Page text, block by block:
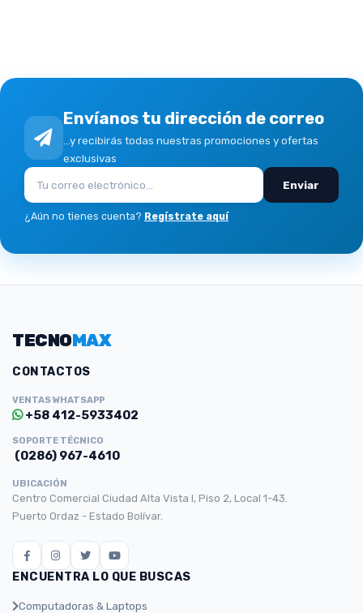
Envíanos tu dirección de correo
...y recibirás todas nuestras promociones y ofertas
exclusivas
Enviar
¿Aún no tienes cuenta? Regístrate aquí
TECNOMAX
CONTACTOS
VENTAS WHATSAPP
+58 412-5933402
SOPORTE TÉCNICO
(0286) 967-4610
UBICACIÓN
Centro Comercial Ciudad Alta Vista I, Piso 2, Local 1-43.
Puerto Ordaz - Estado Bolívar.
ENCUENTRA LO QUE BUSCAS
Computadoras & Laptops